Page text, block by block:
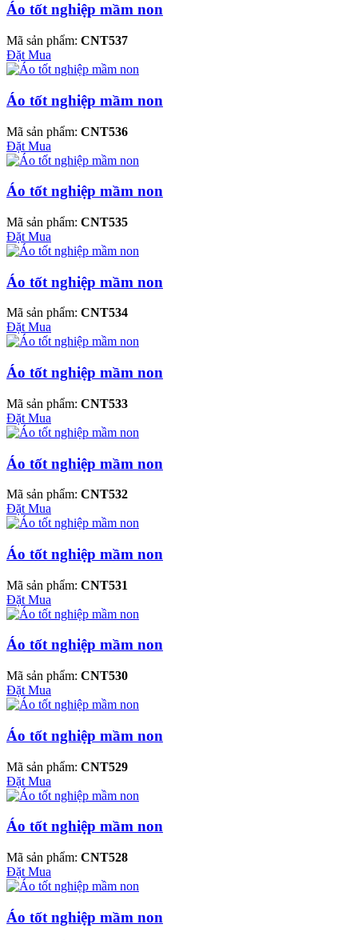
Áo tốt nghiệp mầm non
Mã sản phẩm: CNT537
Đặt Mua
Áo tốt nghiệp mầm non
Mã sản phẩm: CNT536
Đặt Mua
Áo tốt nghiệp mầm non
Mã sản phẩm: CNT535
Đặt Mua
Áo tốt nghiệp mầm non
Mã sản phẩm: CNT534
Đặt Mua
Áo tốt nghiệp mầm non
Mã sản phẩm: CNT533
Đặt Mua
Áo tốt nghiệp mầm non
Mã sản phẩm: CNT532
Đặt Mua
Áo tốt nghiệp mầm non
Mã sản phẩm: CNT531
Đặt Mua
Áo tốt nghiệp mầm non
Mã sản phẩm: CNT530
Đặt Mua
Áo tốt nghiệp mầm non
Mã sản phẩm: CNT529
Đặt Mua
Áo tốt nghiệp mầm non
Mã sản phẩm: CNT528
Đặt Mua
Áo tốt nghiệp mầm non